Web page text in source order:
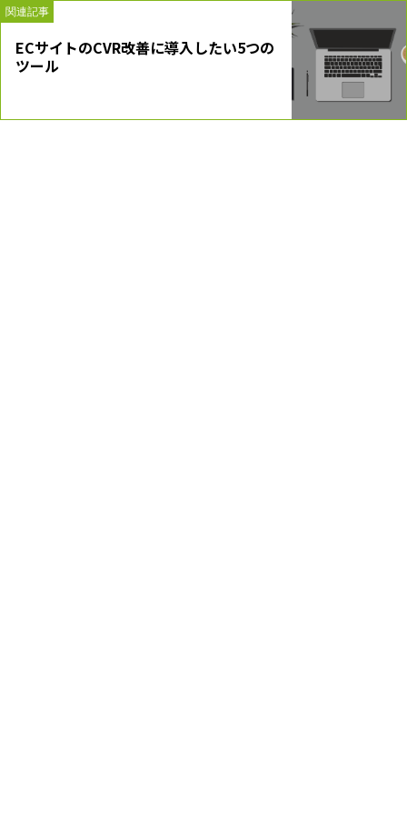
関連記事
ECサイトのCVR改善に導入したい5つの
ツール